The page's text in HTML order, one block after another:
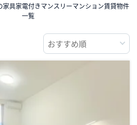
具家電付きマンスリーマンション賃貸物件
一覧